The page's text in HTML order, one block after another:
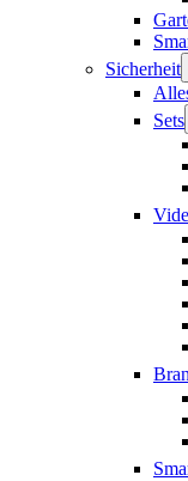
Sicherheit
Sets